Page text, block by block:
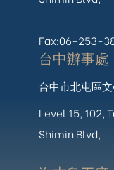
Fax:06-253-
台中辦事
台中市北屯區
Level 15, 102,
Shimin Blvd,